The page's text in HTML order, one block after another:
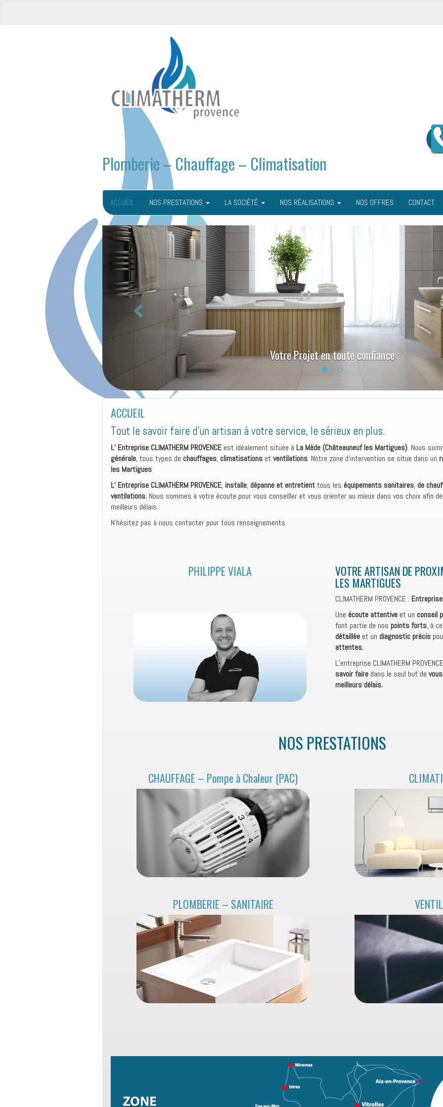
Plomberie – Chauffage – Climatisation
ACCUEIL NOS PRESTATIONS LA SOCIÉTÉ NOS RÉALISATIONS NOS OFFRES CONTACT
Votre Projet en toute confiance
P
r
é
c
e
d
e
n
ACCUEIL
Tout le savoir faire d’un artisan à votre service, le sérieux en plus.
L’ Entreprise CLIMATHERM PROVENCE est idéalement située à La Mède (Châteauneuf les Martigues). Nous
générale, tous types de chauffages, climatisations et ventilations. Notre zone d’intervention se situe dans un
les Martigues
L’ Entreprise CLIMATHERM PROVENCE, installe, dépanne et entretienttous les équipements sanitaires, de
ventilations. Nous sommes à votre écoute pour vous conseiller et vous orienter au mieux dans vos choix afin
meilleurs délais.
N’hésitez pas à nous contacter pour tous renseignements.
PHILIPPE VIALA VOTRE ARTISAN DE
LES MARTIGUES
CLIMATHERM PROVENCE :
Une écoute attentive et un conseil
font partie de nos points forts, à
détaillée et un diagnostic précis
attentes.
L’entreprise CLIMATHERM PROVENCE
savoir faire dans le seul but de
meilleurs délais.
NOS PRESTATIONS
CHAUFFAGE – Pompe à Chaleur (PAC)
PLOMBERIE – SANITAIRE